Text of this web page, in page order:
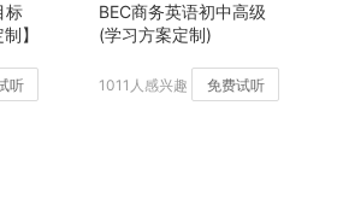
标
】
听
BEC商务英语初中高级
(学习方案定制)
1011人感兴趣 免费试听